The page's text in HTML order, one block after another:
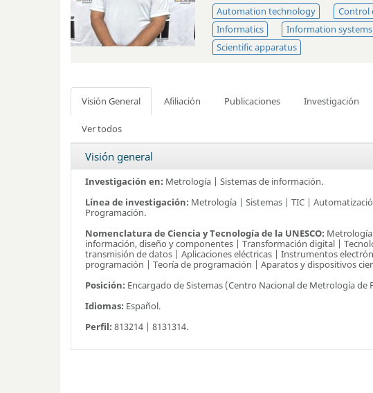
Automation technology Control
Informatics
Information
Scientific apparatus
Visión General Afiliación Publicaciones Investigación
Ver todos
Visión general
Investigación en: Metrología | Sistemas de información.
Línea de investigación: Metrología | Sistemas | TIC |
Programación.
Nomenclatura de Ciencia y Tecnología de la UNESCO:
información, diseño y componentes | Transformación digital |
transmisión de datos | Aplicaciones eléctricas | Instrumentos
programación | Teoría de programación | Aparatos y dispositivos
Posición: Encargado de Sistemas (Centro Nacional de Metrología de
Idiomas: Español.
Perfil: 813214 | 8131314.